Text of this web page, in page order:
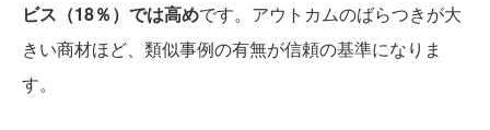
ビス（18％）では高めです。アウトカムのばらつきが大
きい商材ほど、類似事例の有無が信頼の基準になりま
す。